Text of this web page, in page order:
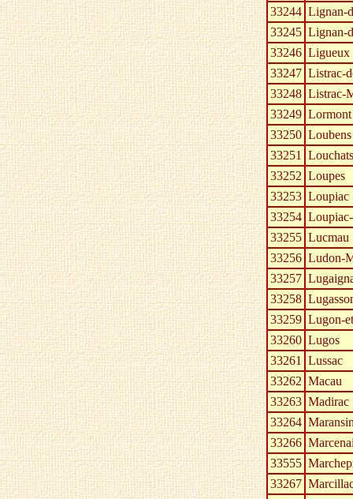
33244 Lignan-
33245 Lignan-
33246 Ligueux
33247 Listrac-
33248 Listrac-
33249 Lormont
33250 Loubens
33251 Louchats
33252 Loupes
33253 Loupiac
33254
33255 Lucmau
33256 Ludon-
33257
33258
33259 Lugon-
33260 Lugos
33261 Lussac
33262 Macau
33263 Madirac
33264
33266
33555
33267